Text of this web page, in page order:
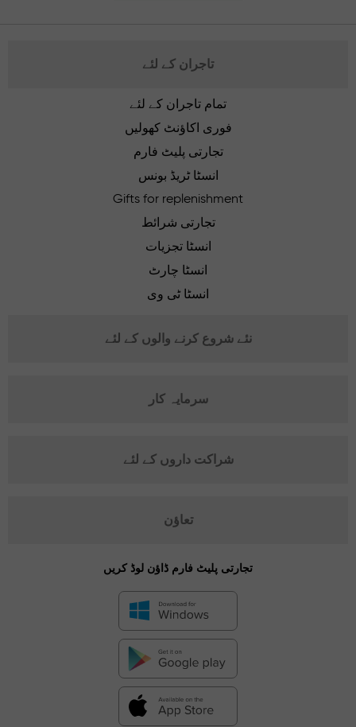
تاجران کے لئے
تمام تاجران کے لئے
فوری اکاؤنٹ کھولیں
تجارتی پلیٹ فارم
انسٹا ٹریڈ بونس
Gifts for replenishment
تجارتی شرائط
انسٹا تجزیات
انسٹا چارٹ
انسٹا ٹی وی
نئے شروع کرنے والوں کے لئے
سرمایہ کار
شراکت داروں کے لئے
تعاؤن
تجارتی پلیٹ فارم ڈاؤن لوڈ کریں